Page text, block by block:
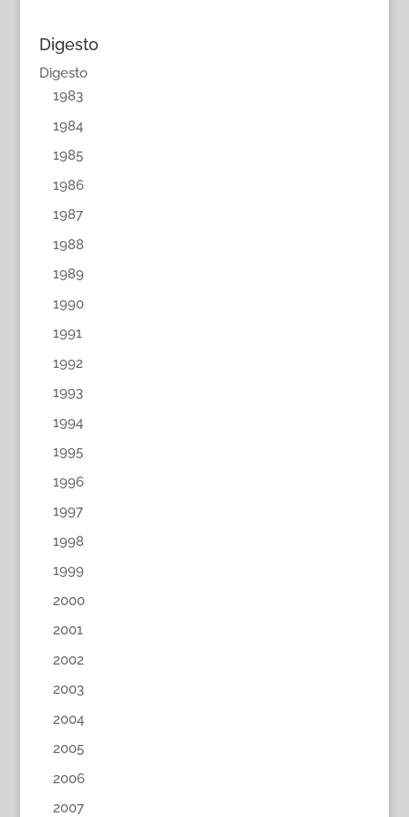
Digesto
Digesto
1983
1984
1985
1986
1987
1988
1989
1990
1991
1992
1993
1994
1995
1996
1997
1998
1999
2000
2001
2002
2003
2004
2005
2006
2007